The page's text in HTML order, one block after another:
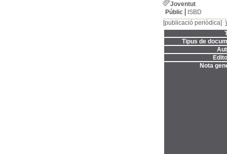
Joventut
Públic
ISBD
[publicació periòdica]
Tipus de
Nota